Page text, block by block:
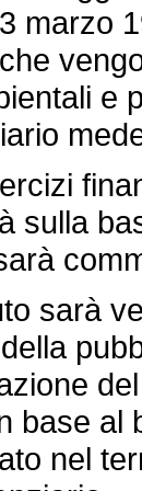
marzo
e
sulla
sarà
base al
nel